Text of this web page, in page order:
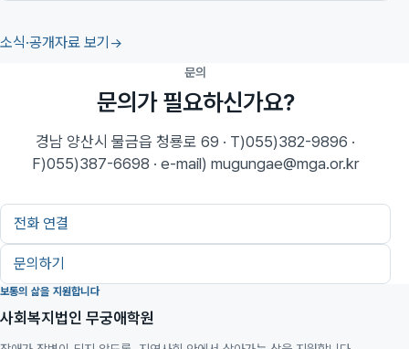
소식·공개자료 보기
문의
문의가 필요하신가요?
경남 양산시 물금읍 청룡로 69 · T)055)382-9896 ·
F)055)387-6698 · e-mail) mugungae@mga.or.kr
전화 연결
문의하기
보통의 삶을 지원합니다
사회복지법인 무궁애학원